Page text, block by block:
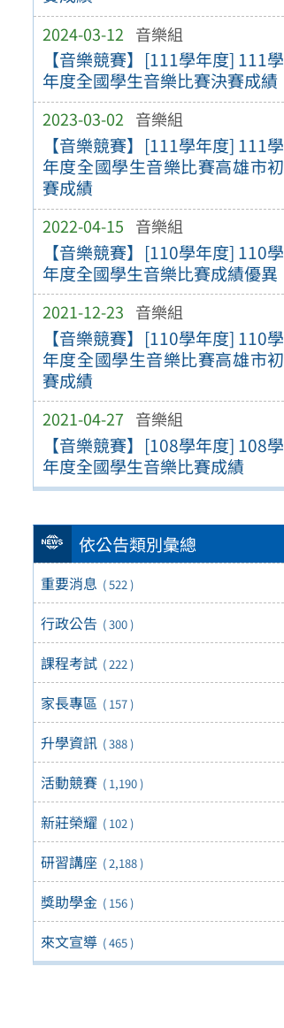
2024-03-12 音樂組
【音樂競賽】[111學年度] 111學
年度全國學生音樂比賽決賽成績
2023-03-02 音樂組
【音樂競賽】[111學年度] 111學
年度全國學生音樂比賽高雄市初
賽成績
2022-04-15 音樂組
【音樂競賽】[110學年度] 110學
年度全國學生音樂比賽成績優異
2021-12-23 音樂組
【音樂競賽】[110學年度] 110學
年度全國學生音樂比賽高雄市初
賽成績
2021-04-27 音樂組
【音樂競賽】[108學年度] 108學
年度全國學生音樂比賽成績
依公告類別彙總
重要消息 ( 522 )
行政公告 ( 300 )
課程考試 ( 222 )
家長專區 ( 157 )
升學資訊 ( 388 )
活動競賽 ( 1,190 )
新莊榮耀 ( 102 )
研習講座 ( 2,188 )
獎助學金 ( 156 )
來文宣導 ( 465 )